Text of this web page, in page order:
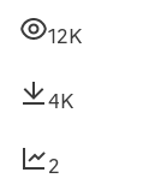
12K
4K
2